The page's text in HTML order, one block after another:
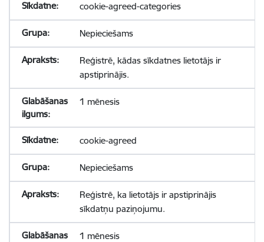
cookie-agreed-categories
Nepieciešams
Reģistrē, kādas sīkdatnes lietotājs ir
apstiprinājis.
1 mēnesis
cookie-agreed
Nepieciešams
Reģistrē, ka lietotājs ir apstiprinājis
sīkdatņu paziņojumu.
1 mēnesis